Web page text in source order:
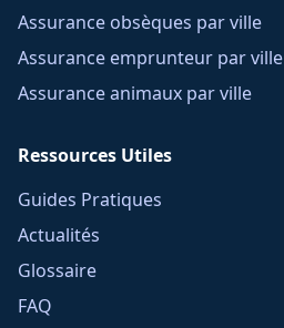
Assurance obsèques par ville
Assurance emprunteur par ville
Assurance animaux par ville
Ressources Utiles
Guides Pratiques
Actualités
Glossaire
FAQ